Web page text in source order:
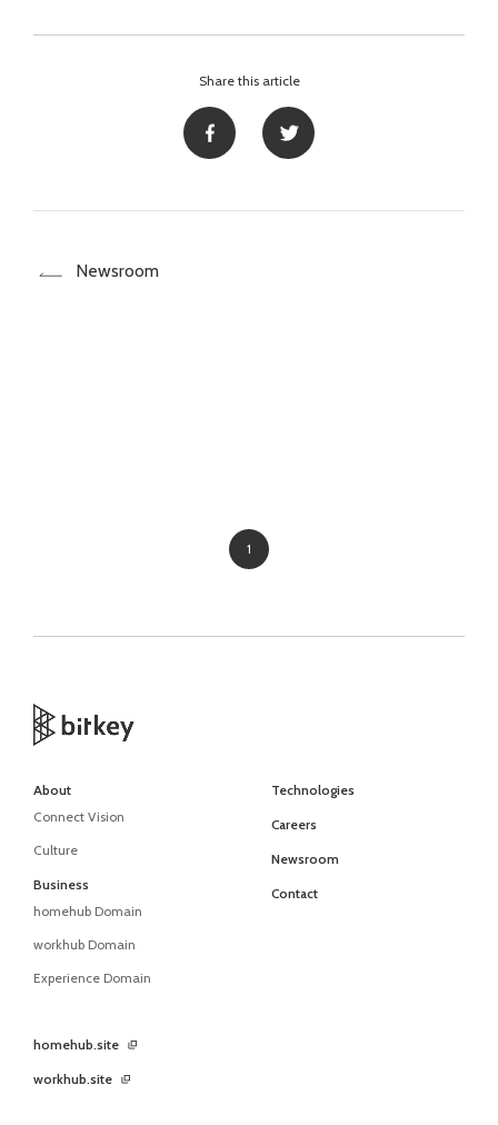
Share this article
Newsroom
1
About
Connect Vision
Culture
Business
homehub Domain
workhub Domain
Experience Domain
Technologies
Careers
Newsroom
Contact
homehub.site
workhub.site